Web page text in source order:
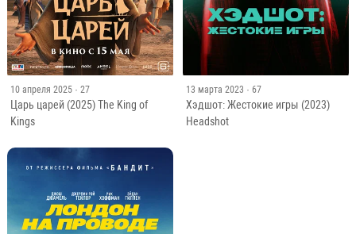
10 апреля 2025 · 27
Царь царей (2025) The King of
Kings
13 марта 2023 · 67
Хэдшот: Жестокие игры (2023)
Headshot